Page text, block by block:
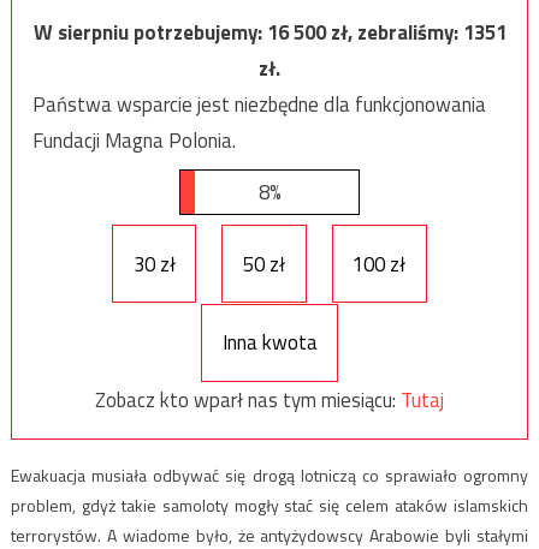
W sierpniu potrzebujemy:16 500zł, zebraliśmy:1351
zł.
Państwa wsparcie jest niezbędne dla funkcjonowania
Fundacji Magna Polonia.
8%
30 zł 50 zł 100 zł
Inna kwota
Zobacz kto wparł nas tym miesiącu: Tutaj
Ewakuacja musiała odbywać się drogą lotniczą co sprawiało ogromny
problem, gdyż takie samoloty mogły stać się celem ataków islamskich
terrorystów. A wiadome było, że antyżydowscy Arabowie byli stałymi